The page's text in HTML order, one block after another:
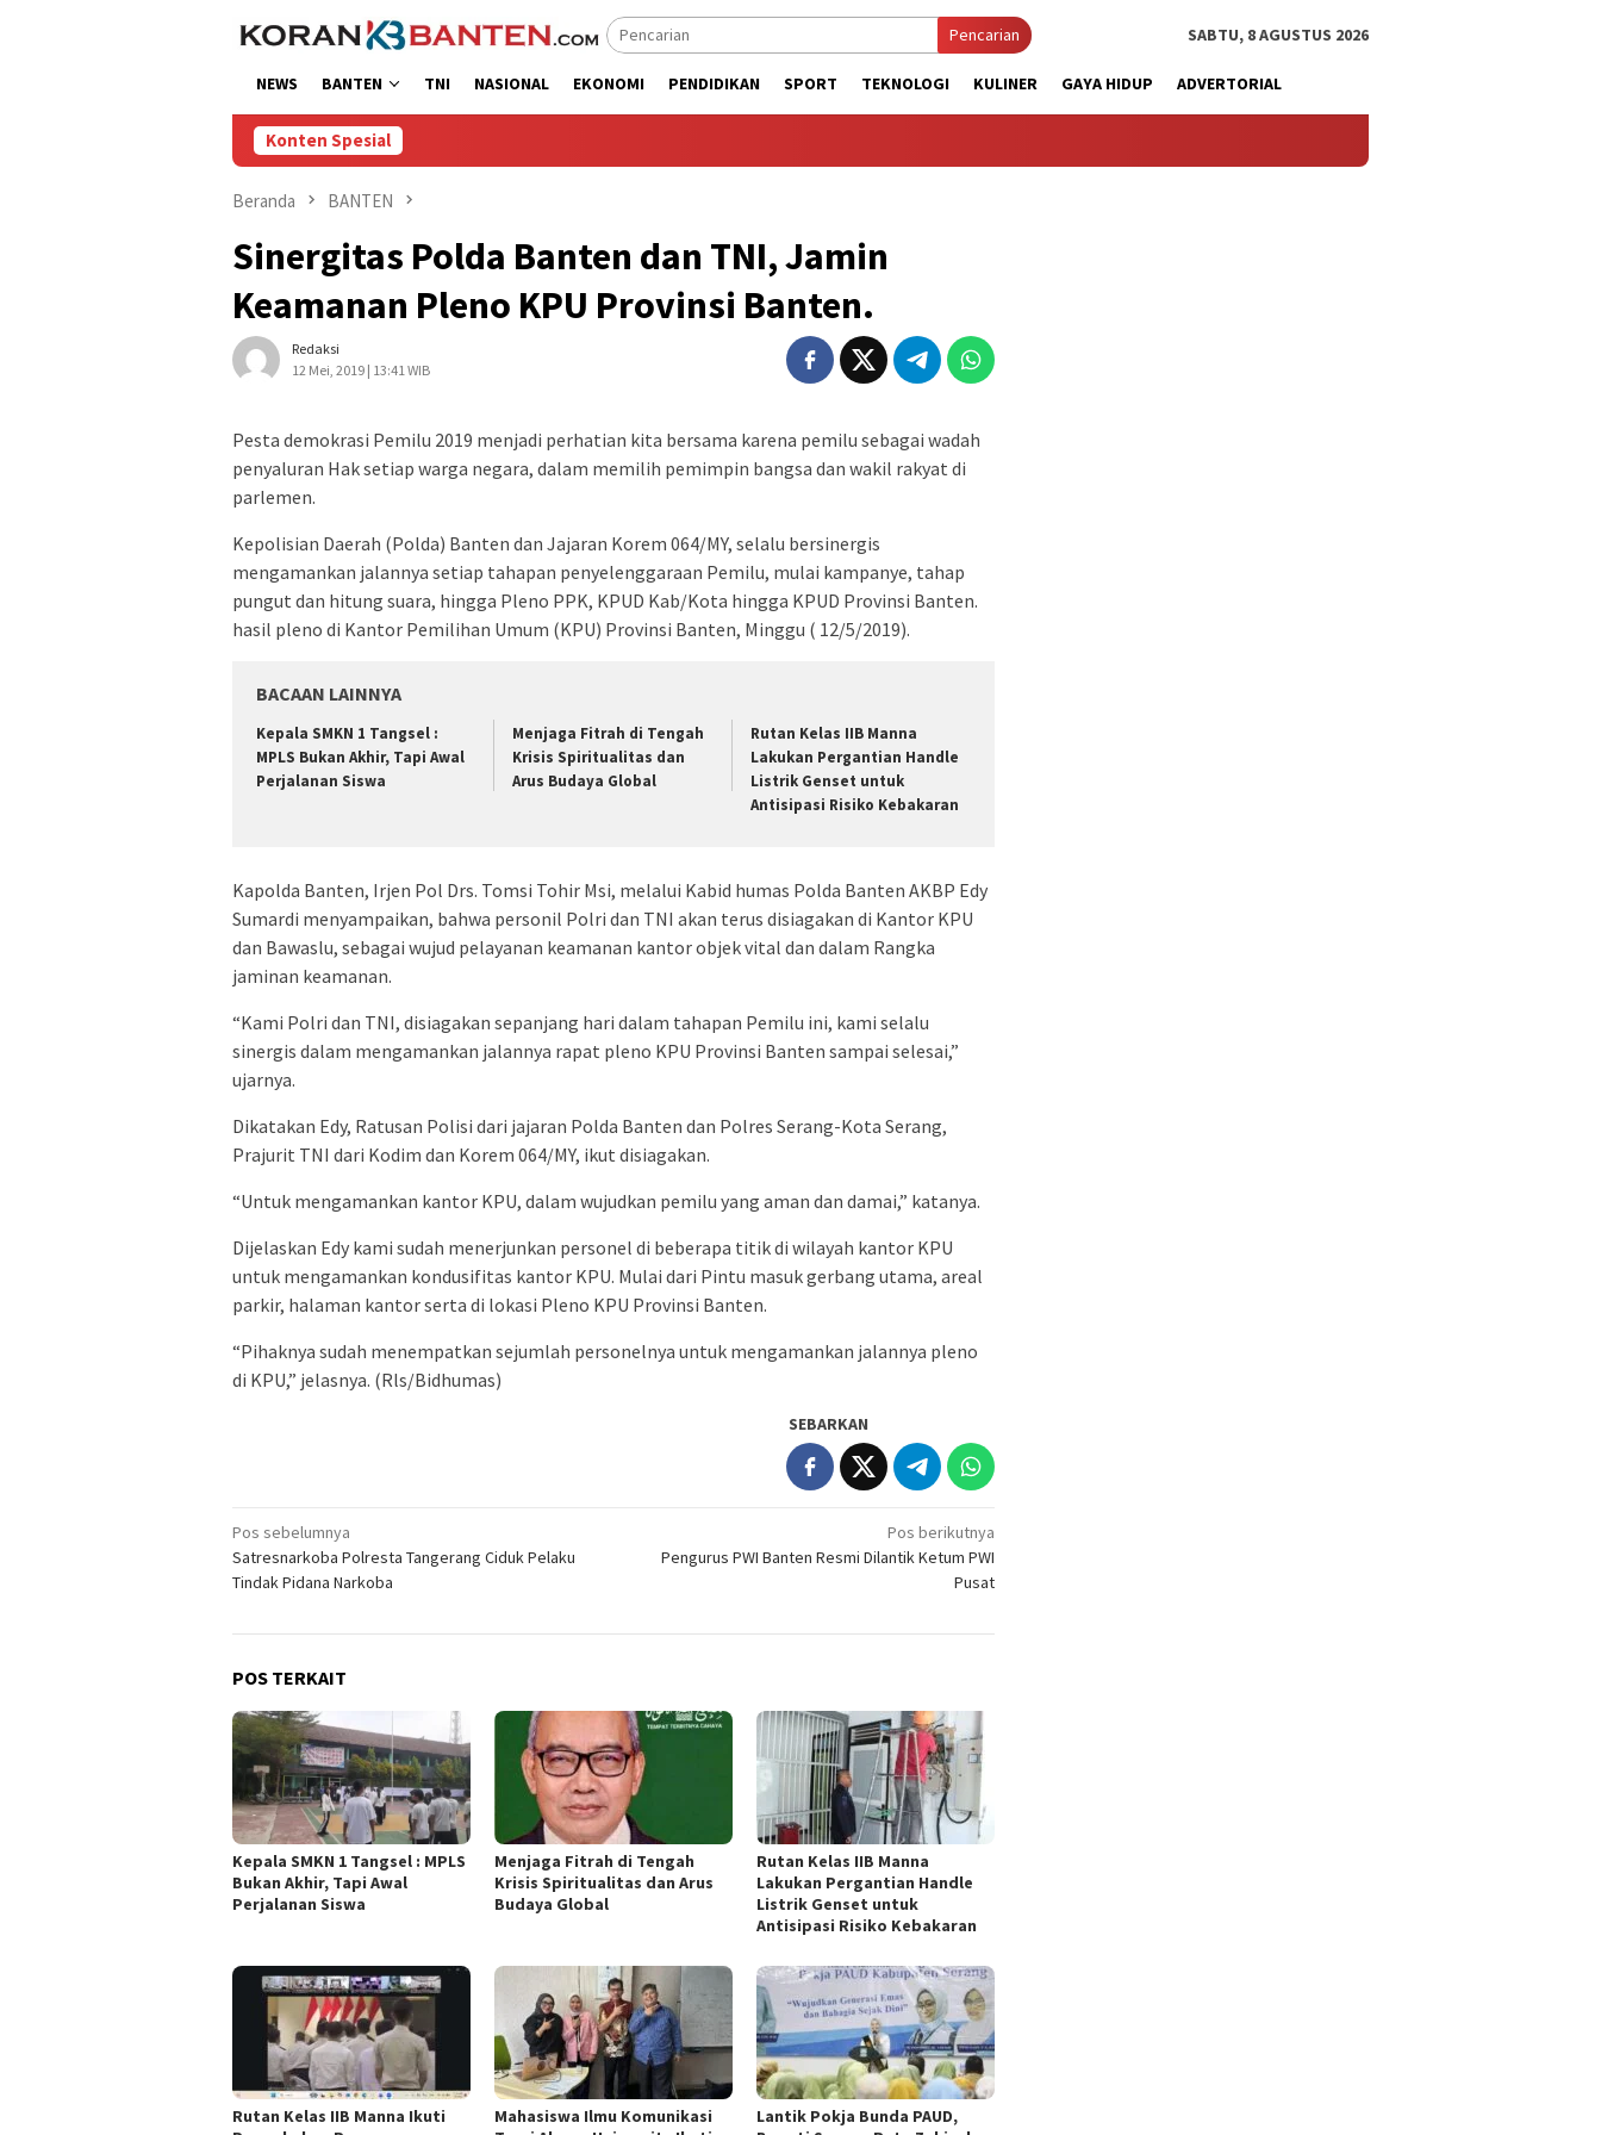
Pencarian SABTU, 8 AGUSTUS 2026
NEWS BANTEN TNI NASIONAL EKONOMI PENDIDIKAN SPORT TEKNOLOGI KULINER GAYA HIDUP ADVERTORIAL
Konten Spesial
Beranda BANTEN
Sinergitas Polda Banten dan TNI, Jamin
Keamanan Pleno KPU Provinsi Banten.
Redaksi
12 Mei, 2019 | 13:41 WIB
Pesta demokrasi Pemilu 2019 menjadi perhatian kita bersama karena pemilu sebagai wadah
penyaluran Hak setiap warga negara, dalam memilih pemimpin bangsa dan wakil rakyat di
parlemen.
Kepolisian Daerah (Polda) Banten dan Jajaran Korem 064/MY, selalu bersinergis
mengamankan jalannya setiap tahapan penyelenggaraan Pemilu, mulai kampanye, tahap
pungut dan hitung suara, hingga Pleno PPK, KPUD Kab/Kota hingga KPUD Provinsi Banten.
hasil pleno di Kantor Pemilihan Umum (KPU) Provinsi Banten, Minggu ( 12/5/2019).
BACAAN LAINNYA
Kepala SMKN 1 Tangsel :
MPLS Bukan Akhir, Tapi Awal
Perjalanan Siswa
Menjaga Fitrah di Tengah
Krisis Spiritualitas dan
Arus Budaya Global
Rutan Kelas IIB Manna
Lakukan Pergantian Handle
Listrik Genset untuk
Antisipasi Risiko Kebakaran
Kapolda Banten, Irjen Pol Drs. Tomsi Tohir Msi, melalui Kabid humas Polda Banten AKBP Edy
Sumardi menyampaikan, bahwa personil Polri dan TNI akan terus disiagakan di Kantor KPU
dan Bawaslu, sebagai wujud pelayanan keamanan kantor objek vital dan dalam Rangka
jaminan keamanan.
“Kami Polri dan TNI, disiagakan sepanjang hari dalam tahapan Pemilu ini, kami selalu
sinergis dalam mengamankan jalannya rapat pleno KPU Provinsi Banten sampai selesai,”
ujarnya.
Dikatakan Edy, Ratusan Polisi dari jajaran Polda Banten dan Polres Serang-Kota Serang,
Prajurit TNI dari Kodim dan Korem 064/MY, ikut disiagakan.
“Untuk mengamankan kantor KPU, dalam wujudkan pemilu yang aman dan damai,” katanya.
Dijelaskan Edy kami sudah menerjunkan personel di beberapa titik di wilayah kantor KPU
untuk mengamankan kondusifitas kantor KPU. Mulai dari Pintu masuk gerbang utama, areal
parkir, halaman kantor serta di lokasi Pleno KPU Provinsi Banten.
“Pihaknya sudah menempatkan sejumlah personelnya untuk mengamankan jalannya pleno
di KPU,” jelasnya. (Rls/Bidhumas)
SEBARKAN
Navigasi
pos
Pos sebelumnya
Satresnarkoba Polresta Tangerang Ciduk Pelaku
Tindak Pidana Narkoba
Pos berikutnya
Pengurus PWI Banten Resmi Dilantik Ketum PWI
Pusat
POS TERKAIT
Kepala SMKN 1 Tangsel : MPLS
Bukan Akhir, Tapi Awal
Perjalanan Siswa
Menjaga Fitrah di Tengah
Krisis Spiritualitas dan Arus
Budaya Global
Rutan Kelas IIB Manna
Lakukan Pergantian Handle
Listrik Genset untuk
Antisipasi Risiko Kebakaran
Rutan Kelas IIB Manna Ikuti
Mahasiswa Ilmu Komunikasi
Lantik Pokja Bunda PAUD,